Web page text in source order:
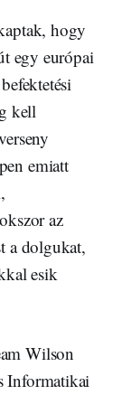
hogy
egy európai
kell
emiatt
az
a dolgukat,
esik
Wilson
Informatikai